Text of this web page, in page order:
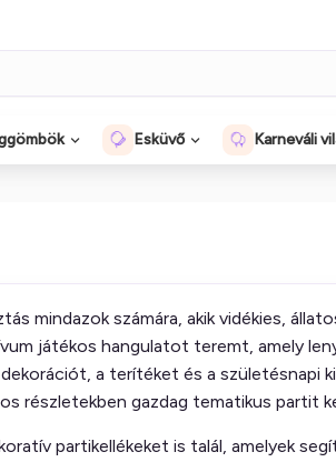
Esküvő Karneváli
mindazok számára, akik vidékies,
játékos hangulatot teremt, amely
a terítéket és a születésnapi
részletekben gazdag tematikus partit
partikellékeket is talál, amelyek